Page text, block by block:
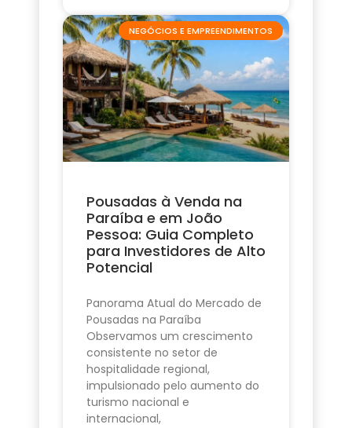
NEGÓCIOS E EMPREENDIMENTOS
Pousadas à Venda na
Paraíba e em João
Pessoa: Guia Completo
para Investidores de Alto
Potencial
Panorama Atual do Mercado de
Pousadas na Paraíba
Observamos um crescimento
consistente no setor de
hospitalidade regional,
impulsionado pelo aumento do
turismo nacional e
internacional,